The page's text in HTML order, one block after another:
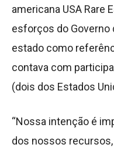
americana USA Rare
esforços do Governo
estado como
contava com
(dois dos Estados
“Nossa intenção é
dos nossos